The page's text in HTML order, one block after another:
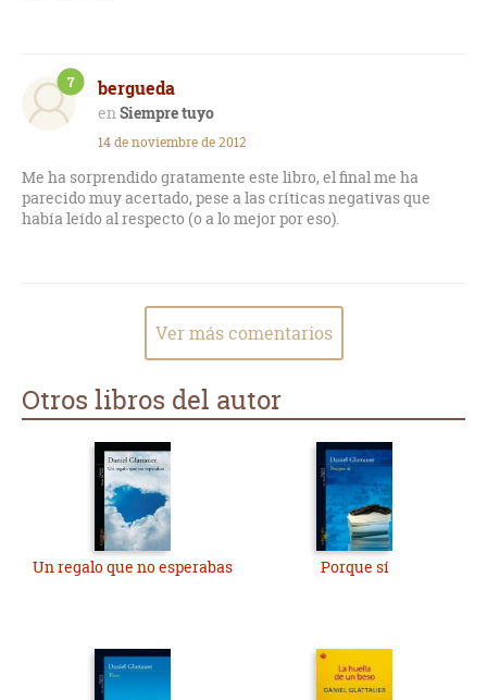
bergueda
Siempre tuyo
7
14 de noviembre de 2012
Me ha sorprendido gratamente este libro, el final me ha
parecido muy acertado, pese a las críticas negativas que
había leído al respecto (o a lo mejor por eso).
Ver más comentarios
Otros libros del autor
Un regalo que no esperabas Porque sí